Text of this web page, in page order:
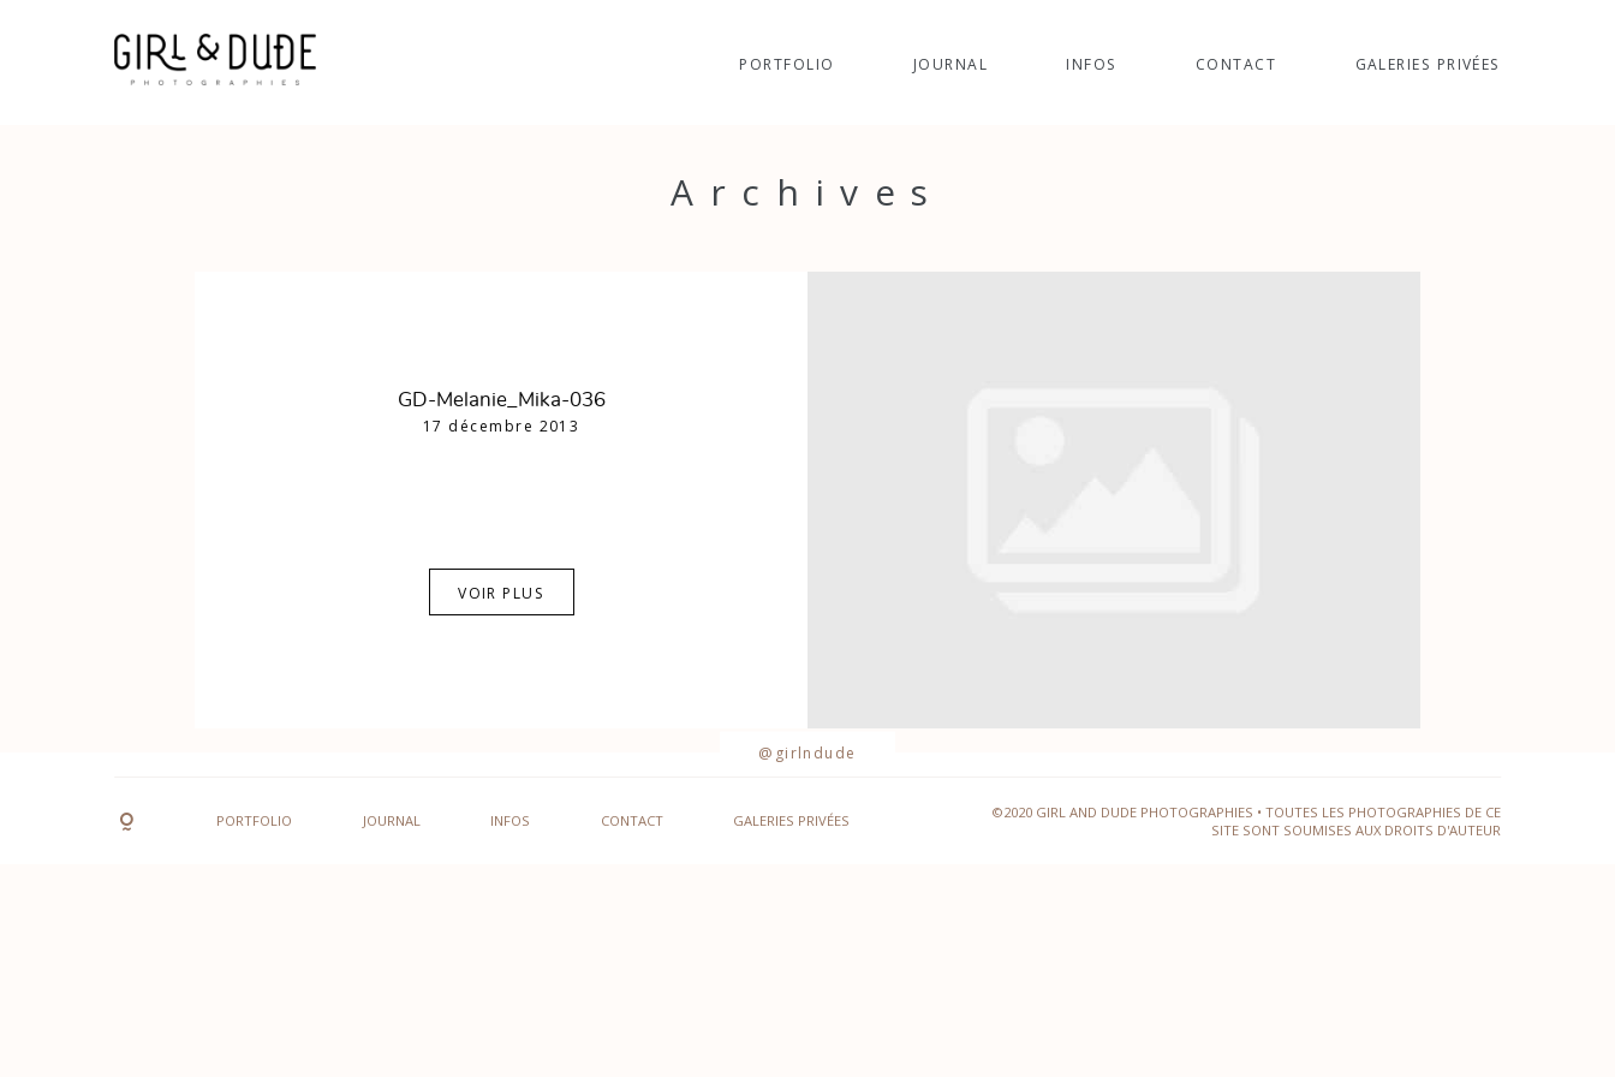
PORTFOLIO JOURNAL INFOS CONTACT GALERIES PRIVÉES
Archives
GD-Melanie_Mika-036
17 décembre 2013
VOIR PLUS
@girlndude
PORTFOLIO JOURNAL INFOS CONTACT GALERIES PRIVÉES
©2020 GIRL AND DUDE PHOTOGRAPHIES • TOUTES LES PHOTOGRAPHIES DE CE
SITE SONT SOUMISES AUX DROITS D'AUTEUR